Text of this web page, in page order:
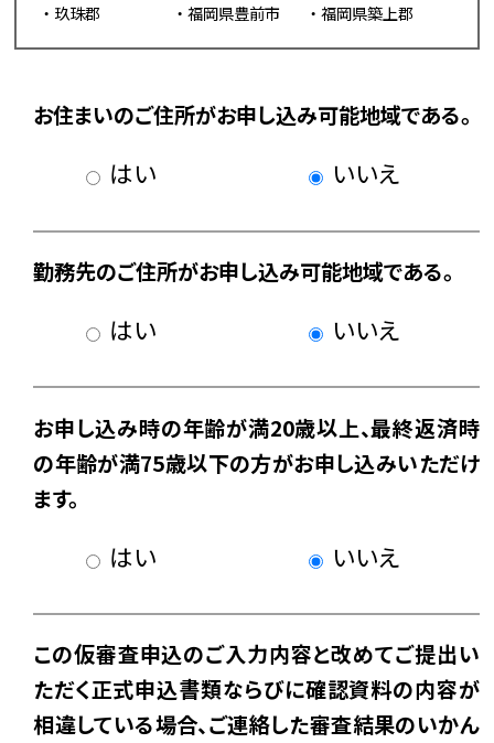
玖珠郡
福岡県豊前市 福岡県築上郡
お住まいのご住所がお申し込み可能地域である。
はい いいえ
勤務先のご住所がお申し込み可能地域である。
はい いいえ
お申し込み時の年齢が満20歳以上、最終返済時
の年齢が満75歳以下の方がお申し込みいただけ
ます。
はい いいえ
この仮審査申込のご入力内容と改めてご提出い
ただく正式申込書類ならびに確認資料の内容が
相違している場合、ご連絡した審査結果のいかん